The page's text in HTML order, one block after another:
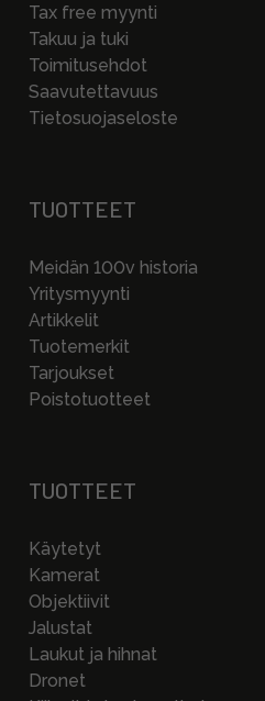
Tax free myynti
Takuu ja tuki
Toimitusehdot
Saavutettavuus
Tietosuojaseloste
TUOTTEET
Meidän 100v historia
Yritysmyynti
Artikkelit
Tuotemerkit
Tarjoukset
Poistotuotteet
TUOTTEET
Käytetyt
Kamerat
Objektiivit
Jalustat
Laukut ja hihnat
Dronet